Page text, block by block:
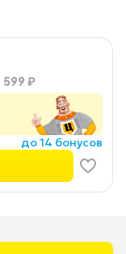
599 ₽
до 14 бонусов